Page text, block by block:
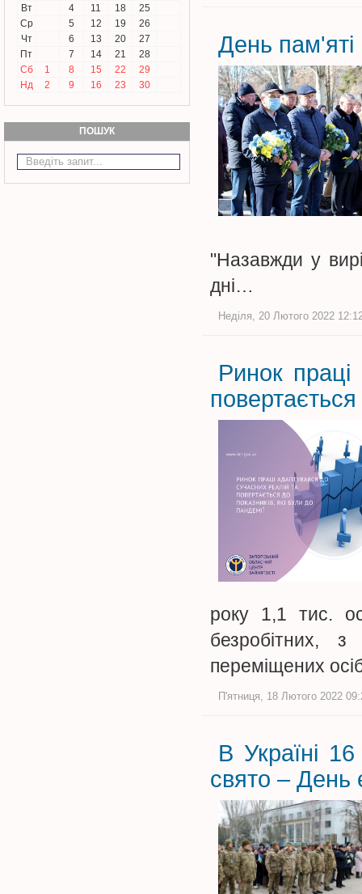
Вт
4 11 18
25
Ср
5 12 19
26
Чт
6 13 20
27
Пт
7 14 21
28
Сб
1 8 15 22
29
Нд
2 9 16 23 30
ПОШУК
День пам'яті
"Назавжди у
дні…
Неділя, 20 Лютого 2022
Ринок
року 1,1 тис.
безробітних,
переміщених
П'ятниця, 18 Лютого 2022
В Україні
свято – День